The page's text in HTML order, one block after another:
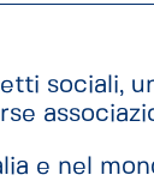
sociali,
e nel